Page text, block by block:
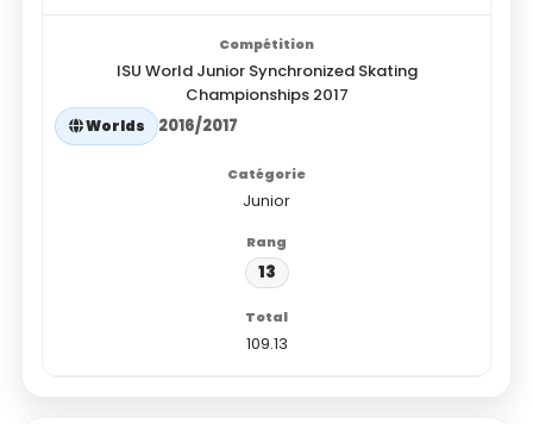
ISU World Junior Synchronized Skating
Championships 2017
Worlds 2016/2017
Junior
13
109.13